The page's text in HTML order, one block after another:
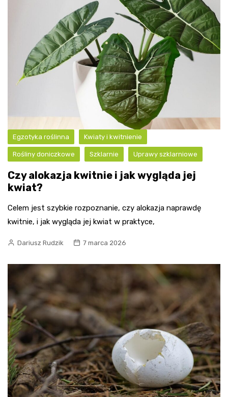
Egzotyka roślinna Kwiaty i kwitnienie
Rośliny doniczkowe Szklarnie Uprawy szklarniowe
Czy alokazja kwitnie i jak wygląda jej
kwiat?
Celem jest szybkie rozpoznanie, czy alokazja naprawdę
kwitnie, i jak wygląda jej kwiat w praktyce,
Dariusz Rudzik 7 marca 2026